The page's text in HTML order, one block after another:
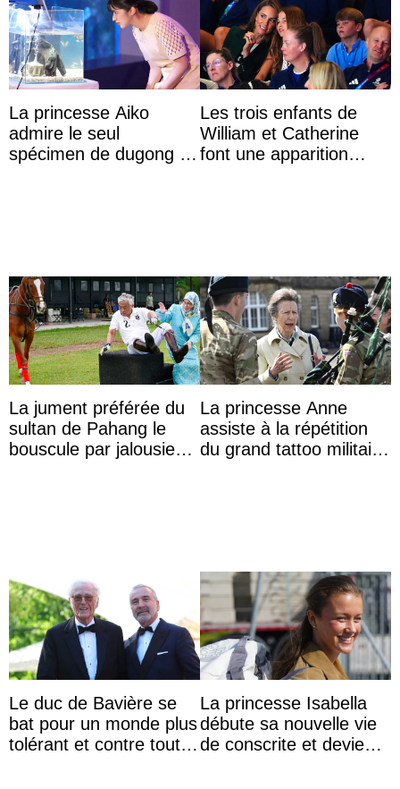
La princesse Aiko
admire le seul
spécimen de dugong en
Les trois enfants de
William et Catherine
font une apparition
La jument préférée du
sultan de Pahang le
bouscule par jalousie
La princesse Anne
assiste à la répétition
du grand tattoo militaire
Le duc de Bavière se
bat pour un monde plus
tolérant et contre toute
La princesse Isabella
débute sa nouvelle vie
de conscrite et devient